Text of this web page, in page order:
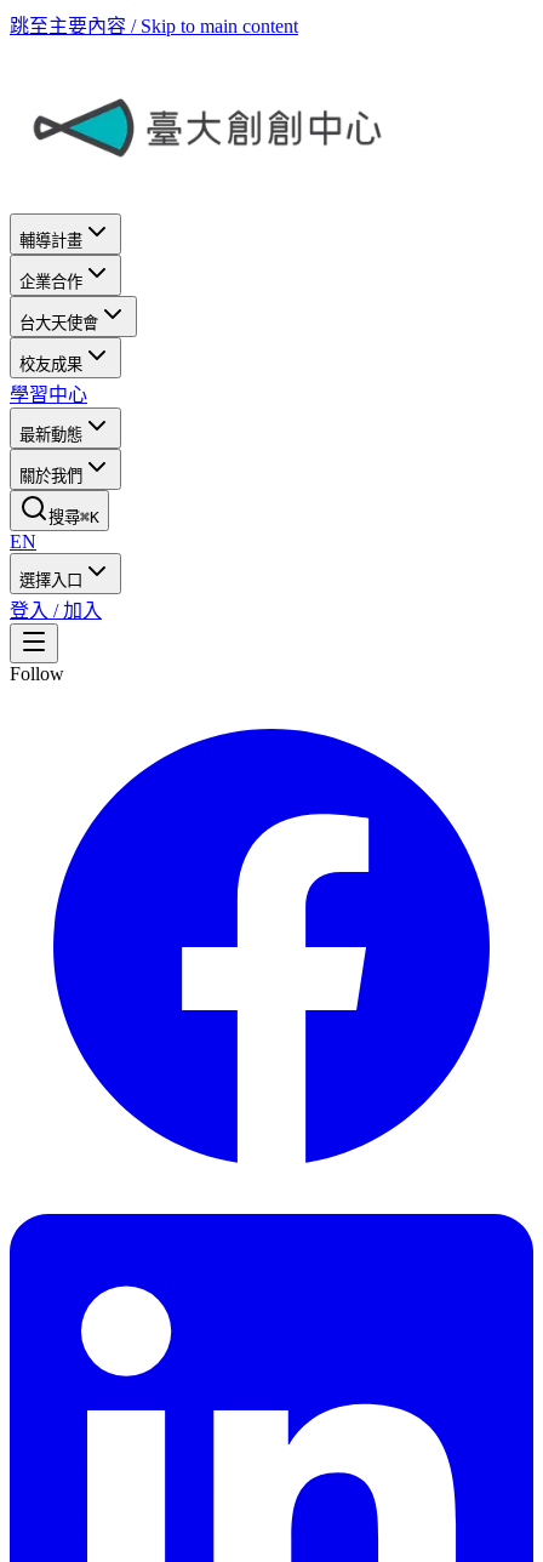
跳至主要內容 / Skip to main content
輔導計畫
企業合作
台大天使會
校友成果
學習中心
最新動態
關於我們
搜尋⌘K
EN
選擇入口
登入 / 加入
Follow